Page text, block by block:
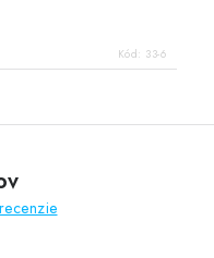
Kód: 33-6